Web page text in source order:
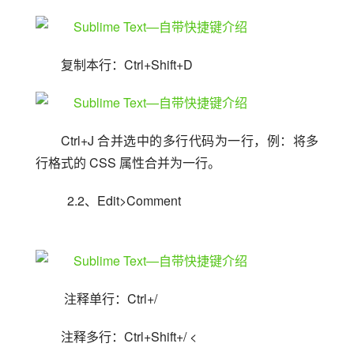
复制本行：Ctrl+Shift+D
Ctrl+J 合并选中的多行代码为一行，例：将多
行格式的 CSS 属性合并为一行。
  2.2、Edit>Comment
注释单行：Ctrl+/
注释多行：Ctrl+Shift+/ <